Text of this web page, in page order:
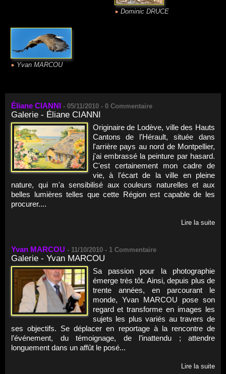
Dominic DRUCE
Yvan MARCOU
Éliane CIANNI - 05/11/2010 - 0 Commentaire
Galerie - Éliane CIANNI
Originaire de Lodève, ville des Hauts
Cantons de l'Hérault, située dans
l'arrière pays au nord de Montpellier,
j'ai embrassé la peinture par hasard.
C'est certainement mon cadre de
vie, à l'écart de la ville en pleine
nature, qui m'a sensibilisé aux couleurs naturelles et aux
belles lumières telles que cette Région est capable de les
procurer....
Lire la suite
Yvan MARCOU - 11/10/2010 - 1 Commentaire
Galerie - Yvan MARCOU
Sa passion pour la photographie
émerge très tôt. Ainsi, depuis plus de
trente années, en parcourant le
monde, Yvan MARCOU pose son
regard et transforme en images les
sujets les plus variés au travers de
ses objectifs. Se déplacer en reportage à la rencontre de
l’événement, du témoignage, de l’inattendu ; attendre
longuement dans un affût le posé...
Lire la suite